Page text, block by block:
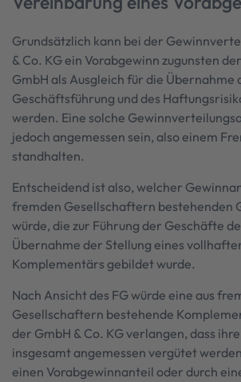
Grundsätzlich kann bei der
& Co. KG ein Vorabgewinn zugunsten
GmbH als Ausgleich für die Übernahme
Geschäftsführung und des
werden. Eine solche
jedoch angemessen sein, also einem
standhalten.
Entscheidend ist also, welcher
fremden Gesellschaftern bestehenden
würde, die zur Führung der Geschäfte
Übernahme der Stellung eines
Komplementärs gebildet wurde.
Nach Ansicht des FG würde eine aus
Gesellschaftern bestehende
der GmbH & Co. KG verlangen, dass
insgesamt angemessen vergütet
einen Vorabgewinnanteil oder durch